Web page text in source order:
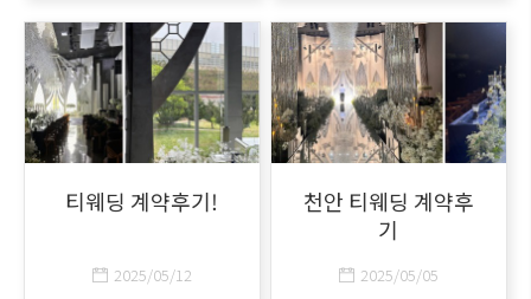
티웨딩 계약후기!
2025/05/12
천안 티웨딩 계약후
기
2025/05/05